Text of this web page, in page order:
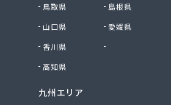
鳥取県
島根県
山口県
愛媛県
香川県
高知県
九州エリア